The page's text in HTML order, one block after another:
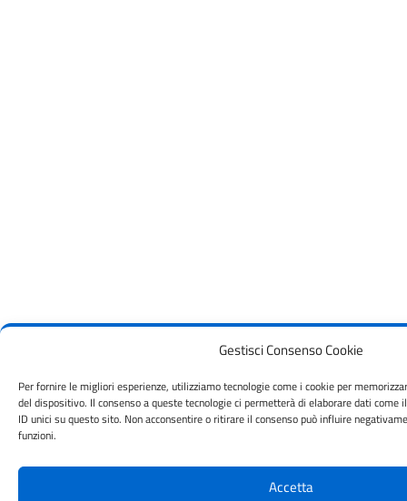
Gestisci Consenso Cookie
Per fornire le migliori esperienze, utilizziamo tecnologie come i cookie per
del dispositivo. Il consenso a queste tecnologie ci permetterà di elaborare dati come
ID unici su questo sito. Non acconsentire o ritirare il consenso può influire
funzioni.
Accetta